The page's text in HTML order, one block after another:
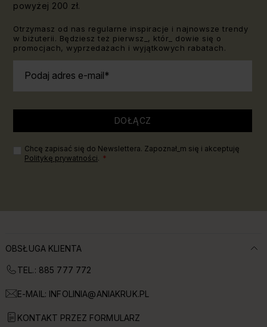
powyżej 200 zł.
Otrzymasz od nas regularne inspiracje i najnowsze trendy
w biżuterii. Będziesz też pierwsz_, któr_ dowie się o
promocjach, wyprzedażach i wyjątkowych rabatach.
Podaj adres e-mail
DOŁĄCZ
Chcę zapisać się do Newslettera. Zapoznał_m się i akceptuję
Politykę prywatności.
OBSŁUGA KLIENTA
TEL.: 885 777 772
E-MAIL: INFOLINIA@ANIAKRUK.PL
KONTAKT PRZEZ FORMULARZ